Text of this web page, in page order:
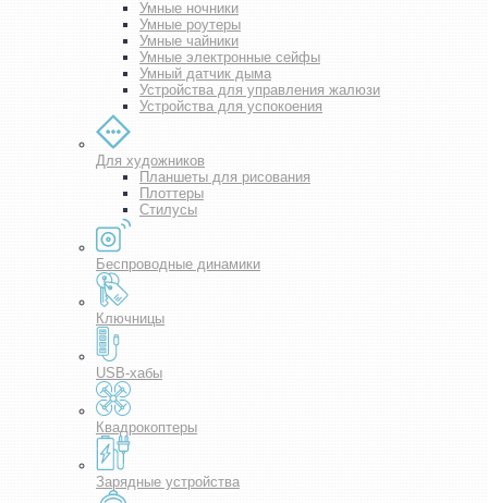
Умные ночники
Умные роутеры
Умные чайники
Умные электронные сейфы
Умный датчик дыма
Устройства для управления жалюзи
Устройства для успокоения
Для художников
Планшеты для рисования
Плоттеры
Стилусы
Беспроводные динамики
Ключницы
USB-хабы
Квадрокоптеры
Зарядные устройства